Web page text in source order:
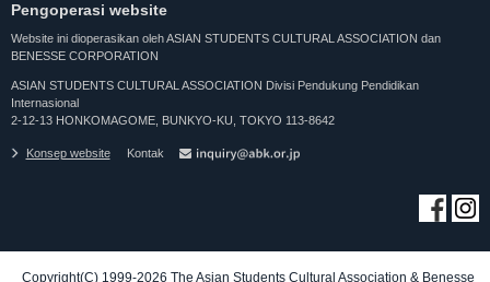
Pengoperasi website
Website ini dioperasikan oleh ASIAN STUDENTS CULTURAL ASSOCIATION dan
BENESSE CORPORATION
ASIAN STUDENTS CULTURAL ASSOCIATION Divisi Pendukung Pendidikan
Internasional
2-12-13 HONKOMAGOME, BUNKYO-KU, TOKYO 113-8642
Konsep website Kontak
Copyright(C) 1999-2026 The Asian Students Cultural Association & Benesse